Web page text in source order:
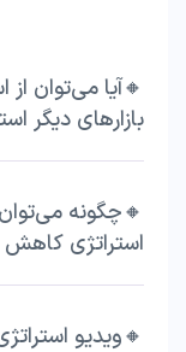
بازارهای دیگر
🔸چگونه
استراتژی کاهش